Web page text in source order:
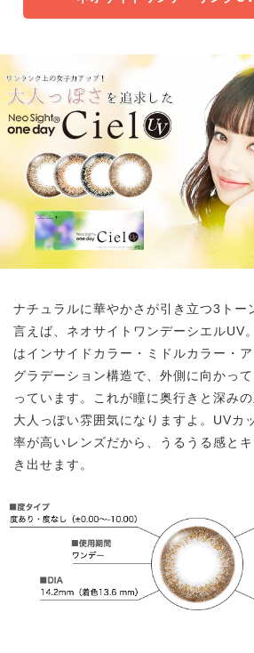
ナチュラルに華やかさが引き立つ3トー
言えば、ネオサイトワンデーシエルUV
はインサイドカラー・ミドルカラー・
グラデーション構造で、外側に向かっ
っています。これが瞳に奥行きと深みの
大人っぽい雰囲気になりますよ。UVカ
率が高いレンズだから、うるうる感とキ
き出せます。